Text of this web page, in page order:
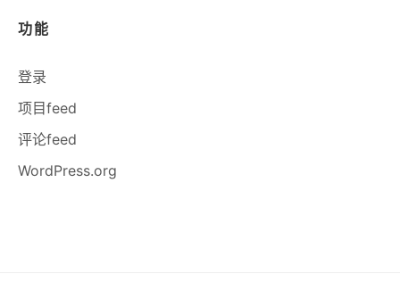
功能
登录
项目feed
评论feed
WordPress.org